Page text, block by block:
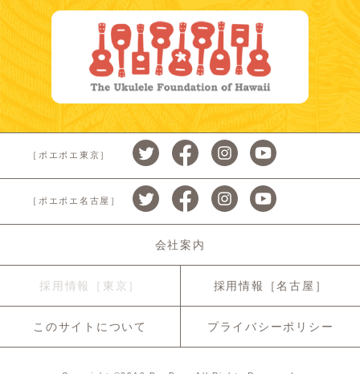
［ポエポエ東京］
［ポエポエ名古屋］
会社案内
採用情報［東京］ 採用情報［名古屋］
このサイトについて プライバシーポリシー